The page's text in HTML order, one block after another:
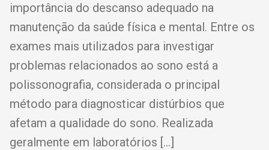
importância do descanso adequado na
manutenção da saúde física e mental. Entre os
exames mais utilizados para investigar
problemas relacionados ao sono está a
polissonografia, considerada o principal
método para diagnosticar distúrbios que
afetam a qualidade do sono. Realizada
geralmente em laboratórios […]